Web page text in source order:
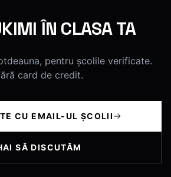
ÎN CLASA TA
pentru școlile verificate.
card de credit.
CU EMAIL-UL ȘCOLII
SĂ DISCUTĂM